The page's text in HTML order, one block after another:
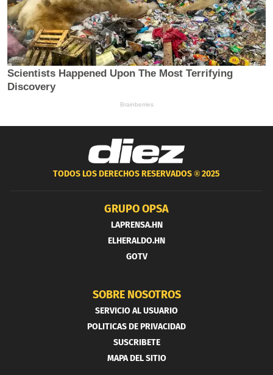
TODOS LOS DERECHOS RESERVADOS ®2025
GRUPO OPSA
LAPRENSA.HN
ELHERALDO.HN
GOTV
SOBRE NOSOTROS
SERVICIO AL USUARIO
POLITICAS DE PRIVACIDAD
SUSCRIBETE
MAPA DEL SITIO